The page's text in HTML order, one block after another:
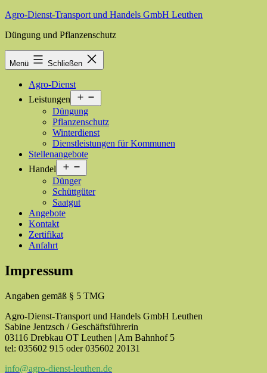
Zum
springen
Agro-Dienst-Transport und Handels GmbH Leuthen
Düngung und Pflanzenschutz
Menü Schließen
Agro-Dienst
Leistungen
öffnen
Düngung
Pflanzenschutz
Winterdienst
Dienstleistungen für Kommunen
Stellenangebote
Handel
öffnen
Dünger
Schüttgüter
Saatgut
Angebote
Kontakt
Zertifikat
Anfahrt
Impressum
Angaben gemäß § 5 TMG
Agro-Dienst-Transport und Handels GmbH Leuthen
Sabine Jentzsch / Geschäftsführerin
03116 Drebkau OT Leuthen | Am Bahnhof 5
tel: 035602 915 oder 035602 20131
info@agro-dienst-leuthen.de